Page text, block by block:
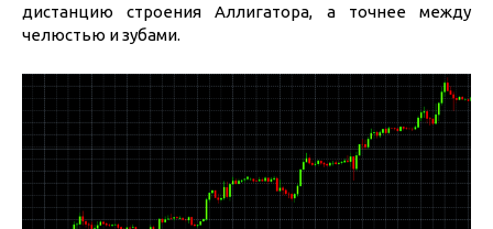
дистанцию строения Аллигатора, а точнее между
челюстью и зубами.